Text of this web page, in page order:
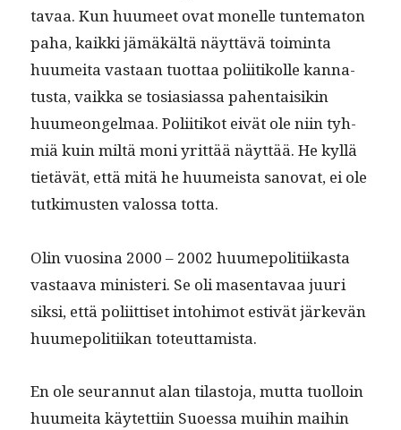
tavaa. Kun huumeet ovat mon­elle tun­tem­aton
paha, kaik­ki jämäkältä näyt­tävä toim­inta
huumei­ta vas­taan tuot­taa poli­itikolle kan­na­
tus­ta, vaik­ka se tosi­asi­as­sa pahen­taisikin
huume­on­gel­maa. Poli­itikot eivät ole niin tyh­
miä kuin miltä moni yrit­tää näyt­tää. He kyl­lä
tietävät, että mitä he huumeista sanovat, ei ole
tutkimusten val­os­sa totta.
Olin vuosi­na 2000 – 2002 huume­poli­ti­ikas­ta
vas­taa­va min­is­teri. Se oli masen­tavaa juuri
sik­si, että poli­it­tiset into­hi­mot estivät järkevän
huume­poli­ti­ikan toteuttamista.
En ole seu­ran­nut alan tilas­to­ja, mut­ta tuol­loin
huumei­ta käytet­ti­in Suoes­sa mui­hin mai­hin